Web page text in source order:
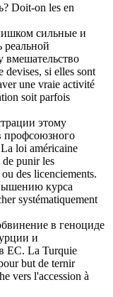
? Doit-on les en
сильные и
реальной
вмешательство
devises, si elles sont
une vraie activité
soit parfois
этому
профсоюзного
La loi américaine
punir les
des licenciements.
курса
systématiquement
в геноциде
и
ЕС. La Turquie
but de ternir
vers l'accession à